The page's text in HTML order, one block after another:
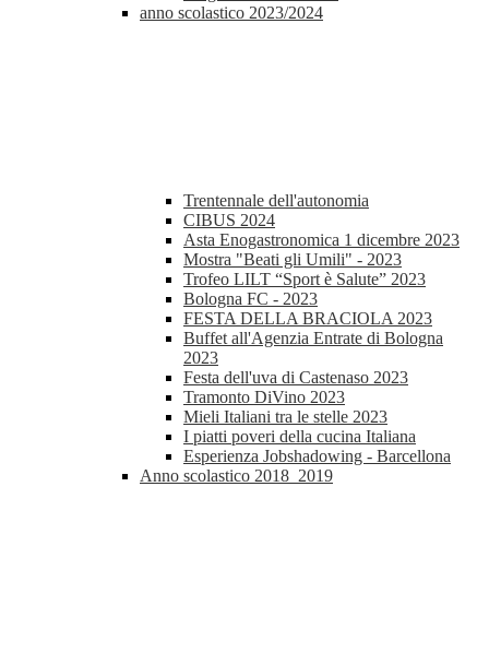
anno scolastico 2023/2024
Trentennale dell'autonomia
CIBUS 2024
Asta Enogastronomica 1 dicembre 2023
Mostra "Beati gli Umili" - 2023
Trofeo LILT “Sport è Salute” 2023
Bologna FC - 2023
FESTA DELLA BRACIOLA 2023
Buffet all'Agenzia Entrate di Bologna
2023
Festa dell'uva di Castenaso 2023
Tramonto DiVino 2023
Mieli Italiani tra le stelle 2023
I piatti poveri della cucina Italiana
Esperienza Jobshadowing - Barcellona
Anno scolastico 2018_2019